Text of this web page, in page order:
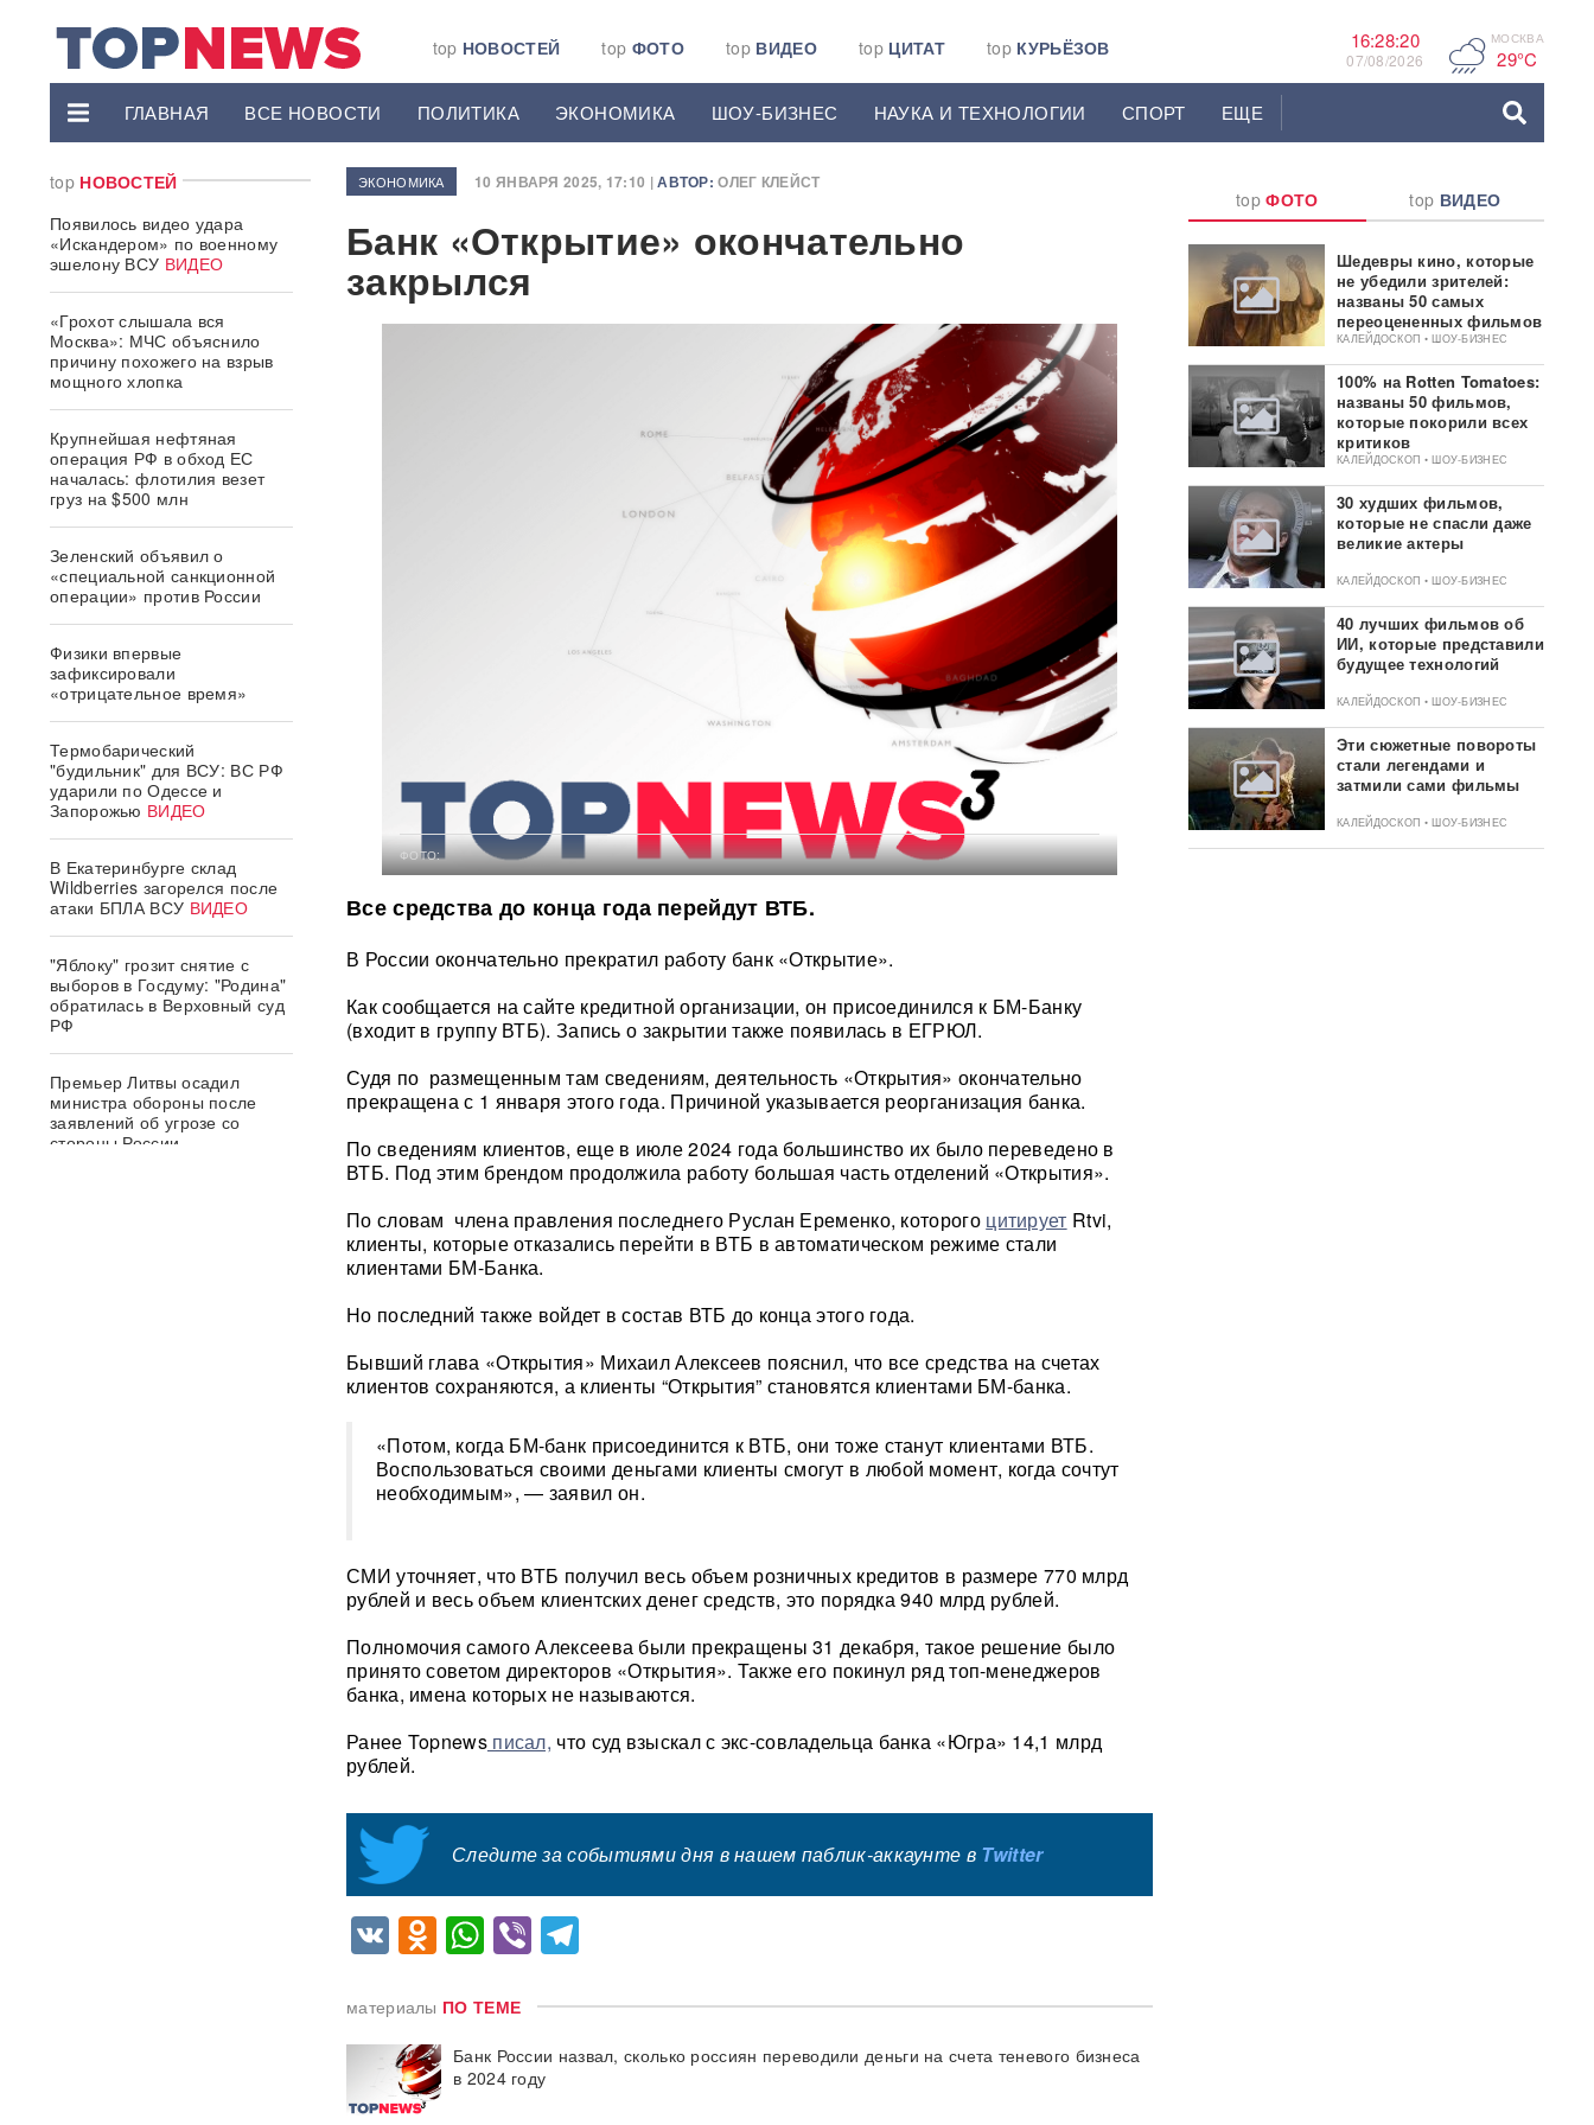
top НОВОСТЕЙ top ФОТО top ВИДЕО top ЦИТАТ top КУРЬЁЗОВ 16:28:21
07/08/2026 F МОСКВА
29°C
ГЛАВНАЯ ВСЕ НОВОСТИ ПОЛИТИКА ЭКОНОМИКА ШОУ-БИЗНЕС НАУКА И ТЕХНОЛОГИИ СПОРТ ЕЩЕ
top НОВОСТЕЙ
Появилось видео удара
«Искандером» по военному
эшелону ВСУ ВИДЕО
«Грохот слышала вся
Москва»: МЧС объяснило
причину похожего на взрыв
мощного хлопка
Крупнейшая нефтяная
операция РФ в обход ЕС
началась: флотилия везет
груз на $500 млн
Зеленский объявил о
«специальной санкционной
операции» против России
Физики впервые
зафиксировали
«отрицательное время»
Термобарический
"будильник" для ВСУ: ВС РФ
ударили по Одессе и
Запорожью ВИДЕО
В Екатеринбурге склад
Wildberries загорелся после
атаки БПЛА ВСУ ВИДЕО
"Яблоку" грозит снятие с
выборов в Госдуму: "Родина"
обратилась в Верховный суд
РФ
Премьер Литвы осадил
министра обороны после
заявлений об угрозе со
стороны России
ЭКОНОМИКА 10 ЯНВАРЯ 2025, 17:10 |АВТОР: ОЛЕГ КЛЕЙСТ
Банк «Открытие» окончательно
закрылся
ФОТО:
Все средства до конца года перейдут ВТБ.
В России окончательно прекратил работу банк «Открытие».
Как сообщается на сайте кредитной организации, он присоединился к БМ-Банку
(входит в группу ВТБ). Запись о закрытии также появилась в ЕГРЮЛ.
Судя по размещенным там сведениям, деятельность «Открытия» окончательно
прекращена с 1 января этого года. Причиной указывается реорганизация банка.
По сведениям клиентов, еще в июле 2024 года большинство их было переведено в
ВТБ. Под этим брендом продолжила работу большая часть отделений «Открытия».
По словам члена правления последнего Руслан Еременко, которого цитирует Rtvi,
клиенты, которые отказались перейти в ВТБ в автоматическом режиме стали
клиентами БМ-Банка.
Но последний также войдет в состав ВТБ до конца этого года.
Бывший глава «Открытия» Михаил Алексеев пояснил, что все средства на счетах
клиентов сохраняются, а клиенты “Открытия” становятся клиентами БМ-банка.
«Потом, когда БМ-банк присоединится к ВТБ, они тоже станут клиентами ВТБ.
Воспользоваться своими деньгами клиенты смогут в любой момент, когда сочтут
необходимым», — заявил он.
СМИ уточняет, что ВТБ получил весь объем розничных кредитов в размере 770 млрд
рублей и весь объем клиентских денег средств, это порядка 940 млрд рублей.
Полномочия самого Алексеева были прекращены 31 декабря, такое решение было
принято советом директоров «Открытия». Также его покинул ряд топ-менеджеров
банка, имена которых не называются.
Ранее Topnewsписал, что суд взыскал с экс-совладельца банка «Югра» 14,1 млрд
рублей.
Следите за событиями дня в нашем паблик-аккаунте в Twitter
VKOdnoklassniki
WhatsApp
Viber
материалы ПО ТЕМЕ
Банк России назвал, сколько россиян переводили деньги на счета теневого бизнеса
в 2024 году
topФОТО top ВИДЕО
Шедевры кино, которые
не убедили зрителей:
названы 50 самых
переоцененных фильмов
КАЛЕЙДОСКОП • ШОУ-БИЗНЕС
100% на Rotten Tomatoes:
названы 50 фильмов,
которые покорили всех
критиков
КАЛЕЙДОСКОП • ШОУ-БИЗНЕС
30 худших фильмов,
которые не спасли даже
великие актеры
КАЛЕЙДОСКОП • ШОУ-БИЗНЕС
40 лучших фильмов об
ИИ, которые представили
будущее технологий
КАЛЕЙДОСКОП • ШОУ-БИЗНЕС
Эти сюжетные повороты
стали легендами и
затмили сами фильмы
КАЛЕЙДОСКОП • ШОУ-БИЗНЕС